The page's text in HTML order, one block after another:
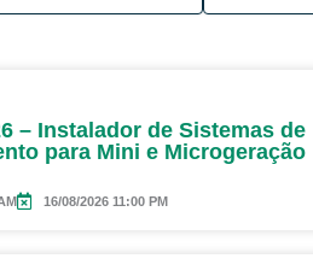
– Instalador de Sistemas de
para Mini e Microgeração
16/08/2026 11:00 PM